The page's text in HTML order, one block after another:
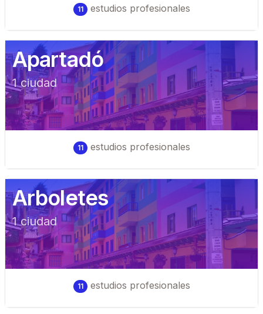
11 estudios profesionales
Apartadó
1ciudad
11 estudios profesionales
Arboletes
1ciudad
11 estudios profesionales